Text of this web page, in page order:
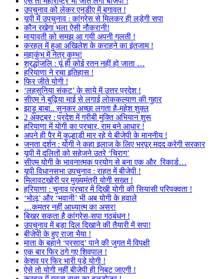
उपचुनाव को लेकर एनडीए में बगावत !
यूपी में उपचुनाव : कांग्रेस से मिलकर ही लड़ेगी सपा
कौन रखेगा भला ऐसी नौकरानी!
मायावती को समझ आ गयी अपनी गलती !
करहल में हुआ अखिलेश के कराहने का इंतजाम !
महाकुंभ में नेत्र कुम्भ!
श्रद्धांजलि : यूं ही कोई रतन नहीं हो जाता …
हरियाणा ने रचा इतिहास !
फिर जीते योगी !
‘लहसुनिया संकट’ के साये में उत्तर प्रदेश !
सीएम ने बुढ़िया माई से लगाई लोककल्याण की गुहार
झाड़ू बाबा.. सुनकर अच्छा लगता है-महेश शुक्ल
2 अक्टूबर : प्रदेश में गरीबी मुक्ति अभियान शुरू
हरियाणा में योगी का प्रचार, राम बने आधार !
अपने ही पैर में कुल्हाड़ी मार रहे ये बीजेपी के माननीय !
जनता दर्शन : योगी ने कहा इलाज के लिए भरपूर मदद करेगी सरकार
यूपी में दलितों को सहेजने उतरे ‘चिराग’
सीएम योगी के भावनात्मक प्रयोग से बना एक और रिकार्ड…
यूपी विधानसभा उपचुनाव : राहत में बीजेपी !
मिलावटखोरी पर मुख्यमंत्री योगी सख्त !
हरियाणा : चुनाव प्रचार में दिखी योगी की सियासी परिपक्वता !
‘भोलू’ और ‘भवानी’ भी अब योगी के हवाले
…कमतर नहीं आध्यात्म का असर!
बिखर सकता है कांग्रेस-सपा गठबंधन !
उपचुनाव में बड़ा दिल दिखाने की तैयारी में सपा!
बीजेपी के हुए राजा भैया !
माता के बहाने ‘प्रसाद’ पाने की जुगत में विपक्षी
एक बार फिर ठगे गए शिवपाल !
केशव पर फिर भारी पड़े योगी !
ऐसे तो योगी नहीं बीजेपी ही निबट जाएगी !